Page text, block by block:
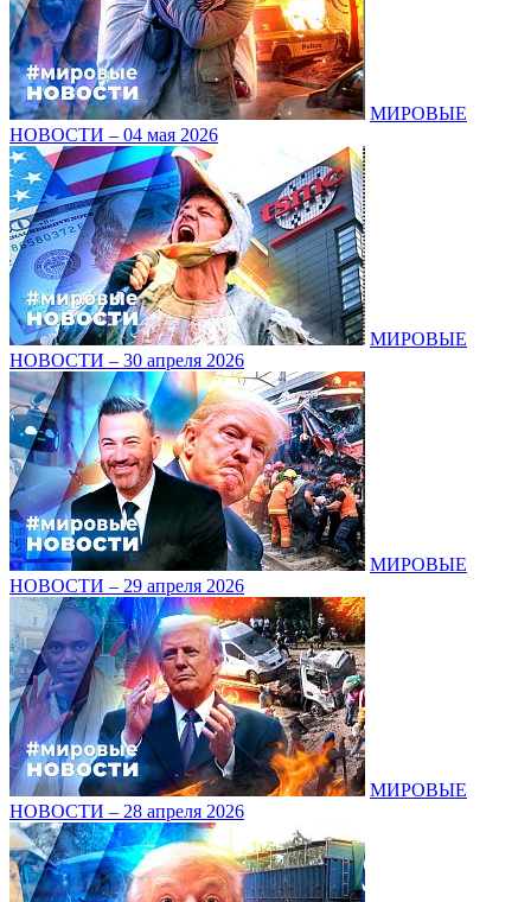
МИРОВЫЕ
НОВОСТИ – 04 мая 2026
МИРОВЫЕ
НОВОСТИ – 30 апреля 2026
МИРОВЫЕ
НОВОСТИ – 29 апреля 2026
МИРОВЫЕ
НОВОСТИ – 28 апреля 2026